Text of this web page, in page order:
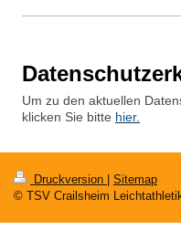
Um zu den aktuellen
klicken Sie bitte hier.
Druckversion | Sitemap
© TSV Crailsheim